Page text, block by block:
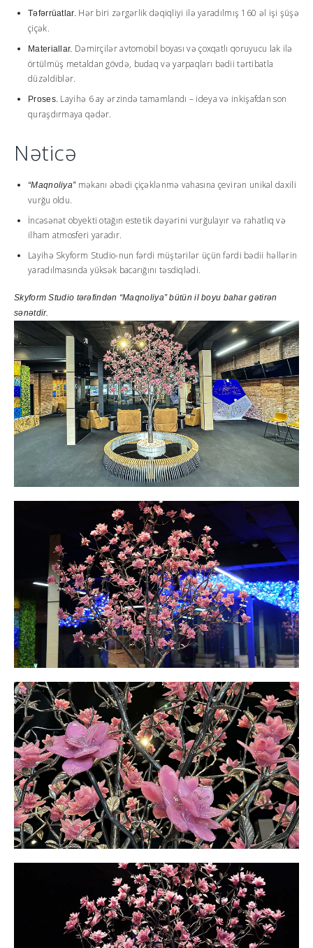
Təfərrüatlar. Hər biri zərgərlik dəqiqliyi ilə yaradılmış 160 əl işi şüşə
çiçək.
Materiallar. Dəmirçilər avtomobil boyası və çoxqatlı qoruyucu lak ilə
örtülmüş metaldan gövdə, budaq və yarpaqları bədii tərtibatla
düzəldiblər.
Proses. Layihə 6 ay ərzində tamamlandı – ideya və inkişafdan son
quraşdırmaya qədər.
Nəticə
“Maqnoliya” məkanı əbədi çiçəklənmə vahasına çevirən unikal daxili
vurğu oldu.
İncəsənət obyekti otağın estetik dəyərini vurğulayır və rahatlıq və
ilham atmosferi yaradır.
Layihə Skyform Studio-nun fərdi müştərilər üçün fərdi bədii həllərin
yaradılmasında yüksək bacarığını təsdiqlədi.
Skyform Studio tərəfindən “Maqnoliya” bütün il boyu bahar gətirən
sənətdir.